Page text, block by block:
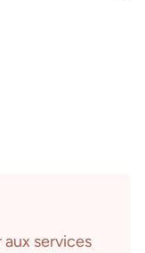
services